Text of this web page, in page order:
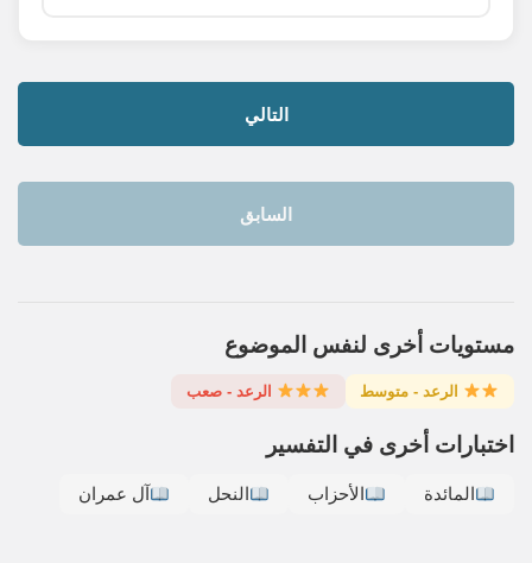
السابق
التالي
مستويات أخرى لنفس الموضوع
الرعد - متوسط الرعد - صعب
اختبارات أخرى في التفسير
المائدة الأحزاب النحل آل عمران